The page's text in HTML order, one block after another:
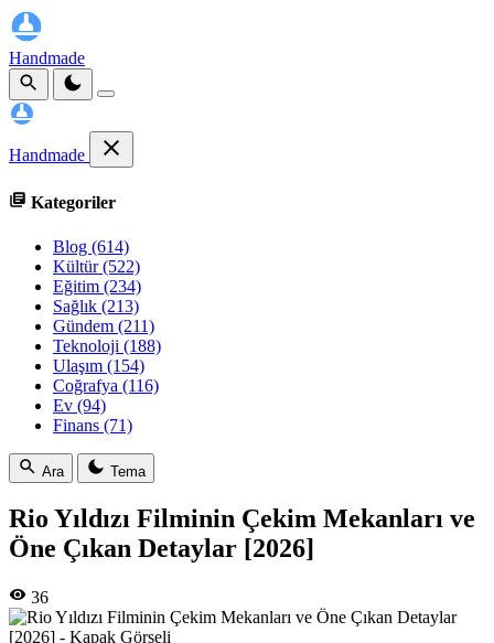
Handmade
Handmade
Kategoriler
Blog (614)
Kültür(522)
Eğitim (234)
Sağlık (213)
Gündem (211)
Teknoloji (188)
Ulaşım (154)
Coğrafya (116)
Ev (94)
Finans (71)
Ara Tema
Rio Yıldızı Filminin Çekim Mekanları ve
Öne Çıkan Detaylar [2026]
36